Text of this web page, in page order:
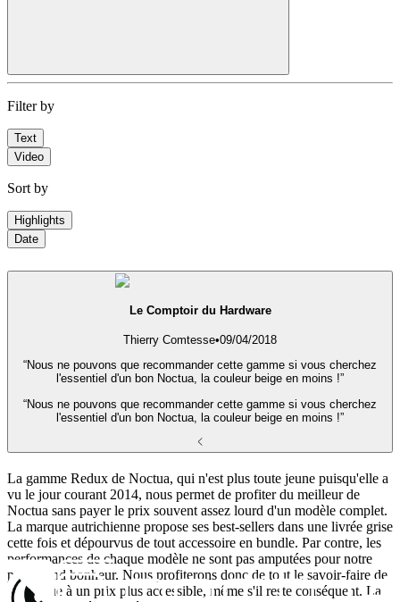
Filter by
Text
Video
Sort by
Highlights
Date
Le Comptoir du Hardware
Thierry Comtesse•09/04/2018
“Nous ne pouvons que recommander cette gamme si vous cherchez
l'essentiel d'un bon Noctua, la couleur beige en moins !”
“Nous ne pouvons que recommander cette gamme si vous cherchez
l'essentiel d'un bon Noctua, la couleur beige en moins !”
La gamme Redux de Noctua, qui n'est plus toute jeune puisqu'elle a
vu le jour courant 2014, nous permet de profiter du meilleur de
Noctua sans payer le prix souvent assez lourd d'un modèle complet.
La marque autrichienne propose ses best-sellers dans une livrée grise
cette fois et dépourvus de tout accessoire en bundle. Par contre, les
performances de chaque modèle ne sont pas amputées pour notre
plus grand bonheur. Nous profiterons donc de tout le savoir-faire de
la marque à un prix plus accessible, même s'il reste conséquent. La